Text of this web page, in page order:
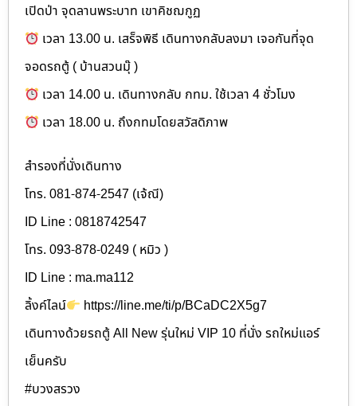
เปิดป่า จุดลานพระบาท เขาคิชฌกูฏ
เวลา 13.00 น. เสร็จพิธี เดินทางกลับลงมา เจอกันที่จุด
จอดรถตู้ ( บ้านสวนมุ๊ )
เวลา 14.00 น. เดินทางกลับ กทม. ใช้เวลา 4 ชั่วโมง
เวลา 18.00 น. ถึงกทมโดยสวัสดิภาพ
สำรองที่นั่งเดินทาง
โทร. 081-874-2547 (เจ้ณี)
ID Line : 0818742547
โทร. 093-878-0249 ( หมิว )
ID Line : ma.ma112
ลิ้งค์ไลน์
https://line.me/ti/p/BCaDC2X5g7
เดินทางด้วยรถตู้ All New รุ่นใหม่ VIP 10 ที่นั่ง รถใหม่แอร์
เย็นครับ
#บวงสรวง